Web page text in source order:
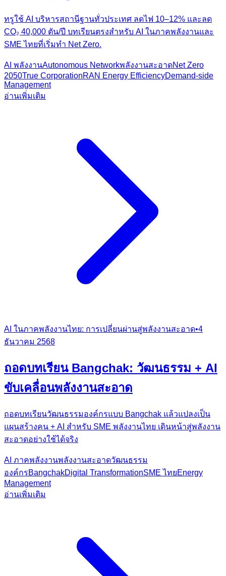
ทรูใช้ AI บริหารสถานีฐานทั่วประเทศ ลดไฟ 10–12% และลด
CO₂ 40,000 ตัน/ปี บทเรียนตรงสำหรับ AI ในภาคพลังงานและ
SME ไทยที่เริ่มทำ Net Zero.
AI พลังงานAutonomous NetworkพลังงานสะอาดNet Zero
2050True CorporationRAN Energy EfficiencyDemand-side
Management
อ่านเพิ่มเติม
AI ในภาคพลังงานไทย: การเปลี่ยนผ่านสู่พลังงานสะอาด•4
ธันวาคม 2568
ถอดบทเรียน Bangchak: วัฒนธรรม + AI
ขับเคลื่อนพลังงานสะอาด
ถอดบทเรียนวัฒนธรรมองค์กรแบบ Bangchak แล้วแปลงเป็น
แผนสร้างคน + AI สำหรับ SME พลังงานไทย เดินหน้าสู่พลังงาน
สะอาดอย่างใช้ได้จริง
AI ภาคพลังงานพลังงานสะอาดวัฒนธรรม
องค์กรBangchakDigital TransformationSME ไทยEnergy
Management
อ่านเพิ่มเติม